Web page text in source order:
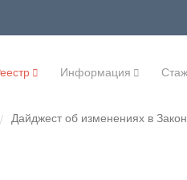
Информация
/ Дайджест об изменениях в